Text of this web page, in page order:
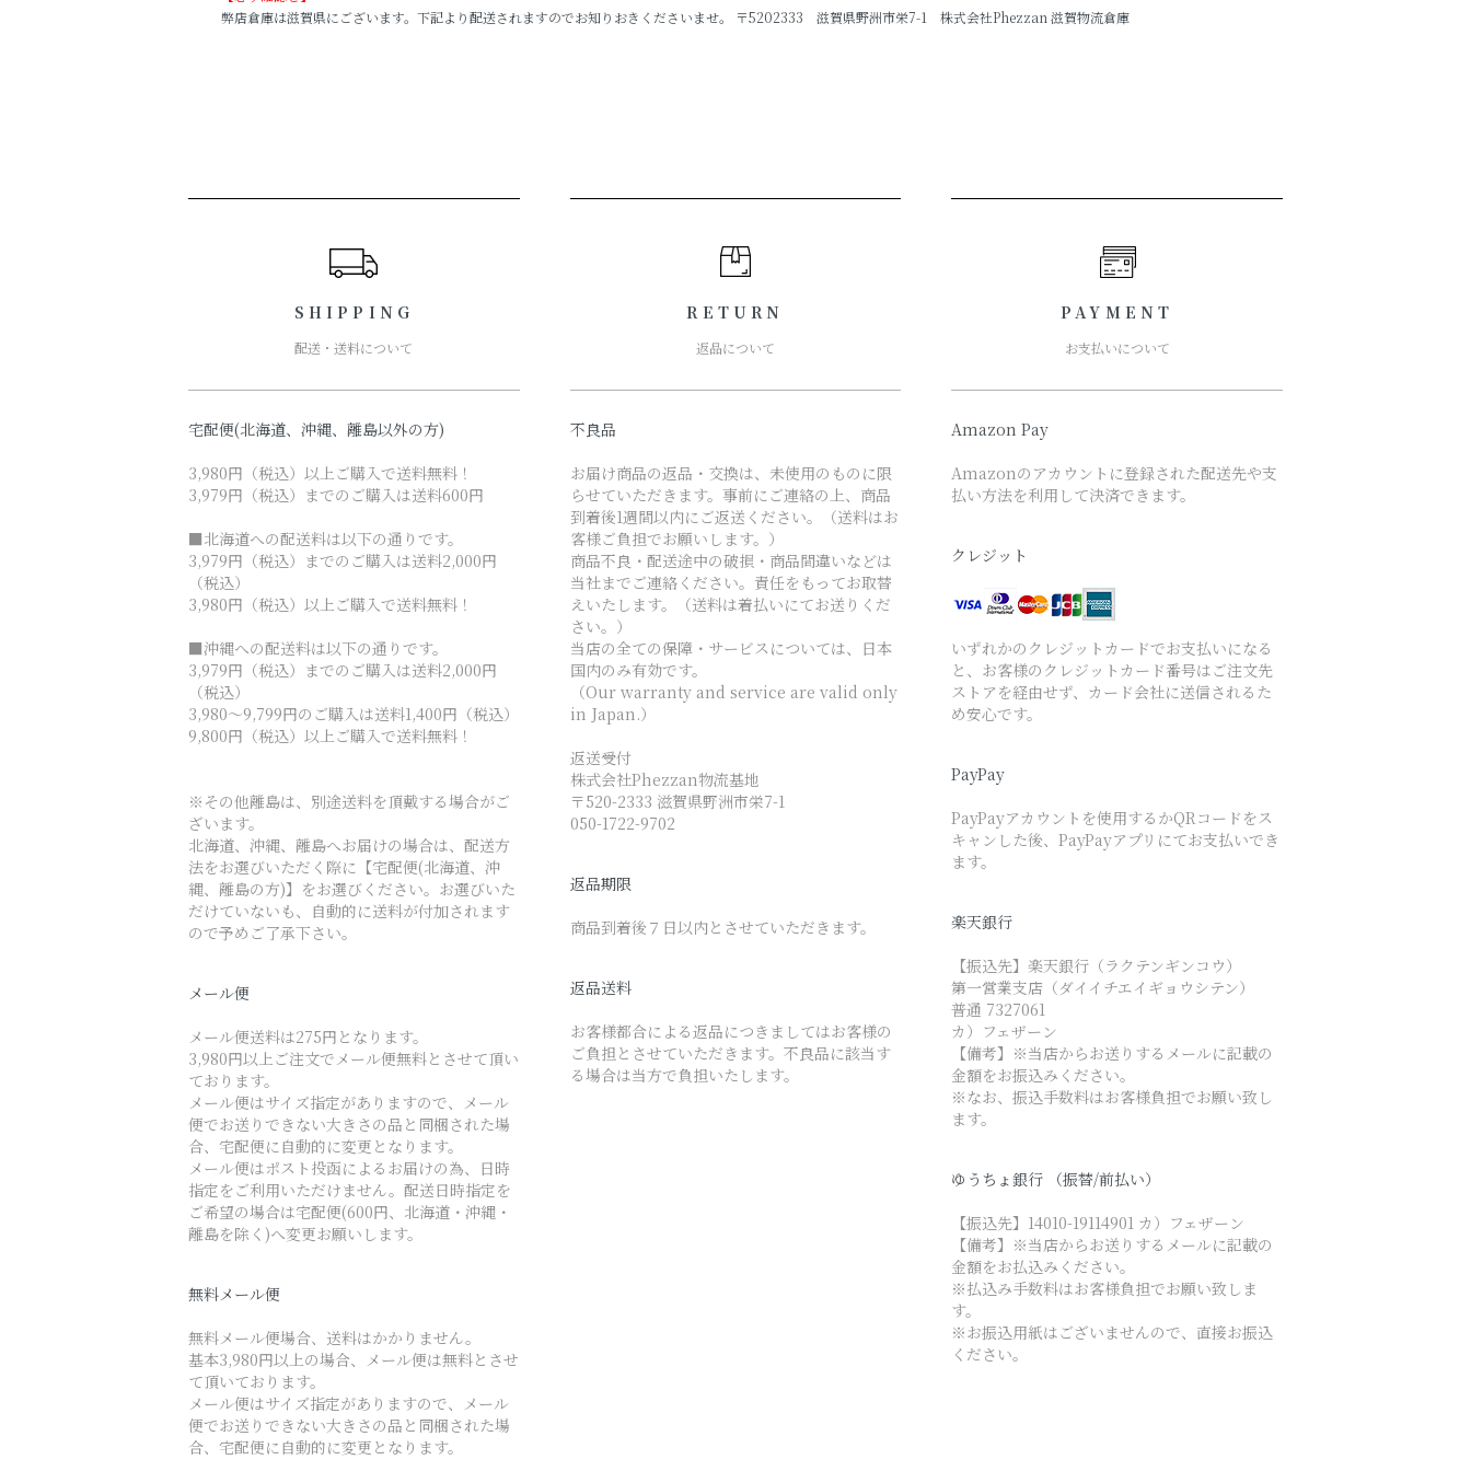
弊店倉庫は滋賀県にございます。下記より配送されますのでお知りおきくださいませ。 〒5202333 滋賀県野洲市栄7-1 株式会社Phezzan 滋賀物流倉庫
SHIPPING
配送・送料について
宅配便(北海道、沖縄、離島以外の方)
3,980円（税込）以上ご購入で送料無料！
3,979円（税込）までのご購入は送料600円
■北海道への配送料は以下の通りです。
3,979円（税込）までのご購入は送料2,000円
（税込）
3,980円（税込）以上ご購入で送料無料！
■沖縄への配送料は以下の通りです。
3,979円（税込）までのご購入は送料2,000円
（税込）
3,980～9,799円のご購入は送料1,400円（税込）
9,800円（税込）以上ご購入で送料無料！
※その他離島は、別途送料を頂戴する場合がご
ざいます。
北海道、沖縄、離島へお届けの場合は、配送方
法をお選びいただく際に【宅配便(北海道、沖
縄、離島の方)】をお選びください。お選びいた
だけていないも、自動的に送料が付加されます
ので予めご了承下さい。
メール便
メール便送料は275円となります。
3,980円以上ご注文でメール便無料とさせて頂い
ております。
メール便はサイズ指定がありますので、メール
便でお送りできない大きさの品と同梱された場
合、宅配便に自動的に変更となります。
メール便はポスト投函によるお届けの為、日時
指定をご利用いただけません。配送日時指定を
ご希望の場合は宅配便(600円、北海道・沖縄・
離島を除く)へ変更お願いします。
無料メール便
無料メール便場合、送料はかかりません。
基本3,980円以上の場合、メール便は無料とさせ
て頂いております。
メール便はサイズ指定がありますので、メール
便でお送りできない大きさの品と同梱された場
合、宅配便に自動的に変更となります。
RETURN
返品について
不良品
お届け商品の返品・交換は、未使用のものに限
らせていただきます。事前にご連絡の上、商品
到着後1週間以内にご返送ください。（送料はお
客様ご負担でお願いします。）
商品不良・配送途中の破損・商品間違いなどは
当社までご連絡ください。責任をもってお取替
えいたします。（送料は着払いにてお送りくだ
さい。）
当店の全ての保障・サービスについては、日本
国内のみ有効です。
（Our warranty and service are valid only
in Japan.）
返送受付
株式会社Phezzan物流基地
〒520-2333 滋賀県野洲市栄7-1
050-1722-9702
返品期限
商品到着後７日以内とさせていただきます。
返品送料
お客様都合による返品につきましてはお客様の
ご負担とさせていただきます。不良品に該当す
る場合は当方で負担いたします。
PAYMENT
お支払いについて
Amazon Pay
Amazonのアカウントに登録された配送先や支
払い方法を利用して決済できます。
クレジット
いずれかのクレジットカードでお支払いになる
と、お客様のクレジットカード番号はご注文先
ストアを経由せず、カード会社に送信されるた
め安心です。
PayPay
PayPayアカウントを使用するかQRコードをス
キャンした後、PayPayアプリにてお支払いでき
ます。
楽天銀行
【振込先】楽天銀行（ラクテンギンコウ）
第一営業支店（ダイイチエイギョウシテン）
普通 7327061
カ）フェザーン
【備考】※当店からお送りするメールに記載の
金額をお振込みください。
※なお、振込手数料はお客様負担でお願い致し
ます。
ゆうちょ銀行 （振替/前払い）
【振込先】14010-19114901 カ）フェザーン
【備考】※当店からお送りするメールに記載の
金額をお払込みください。
※払込み手数料はお客様負担でお願い致しま
す。
※お振込用紙はございませんので、直接お振込
ください。